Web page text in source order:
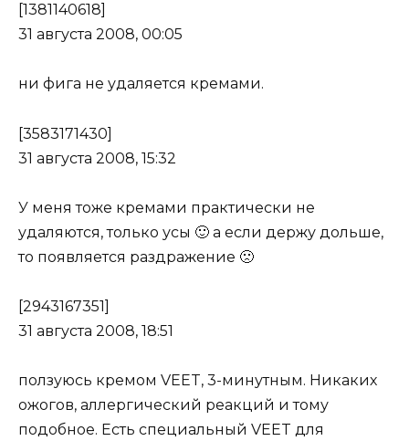
[1381140618]
31 августа 2008, 00:05
ни фига не удаляется кремами.
[3583171430]
31 августа 2008, 15:32
У меня тоже кремами практически не
удаляются, только усы 🙂 а если держу дольше,
то появляется раздражение 🙁
[2943167351]
31 августа 2008, 18:51
ползуюсь кремом VEET, 3-минутным. Никаких
ожогов, аллергический реакций и тому
подобное. Есть специальный VEET для